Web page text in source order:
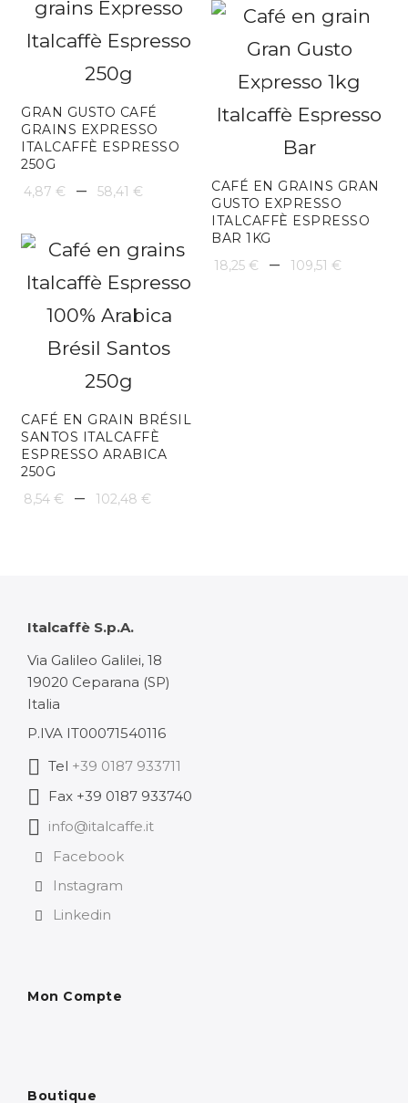
8,42 €
à
prix :
30,99
à
GRAN GUSTO CAFÉ
GRAINS EXPRESSO
ITALCAFFÈ ESPRESSO
250G
4,87 € – 58,41 €
prix :
4,87 €
à
58,41 €
CAFÉ EN GRAINS GRAN
GUSTO EXPRESSO
ITALCAFFÈ ESPRESSO
BAR 1KG
18,25 € – 109,51 €
CAFÉ EN GRAIN BRÉSIL
SANTOS ITALCAFFÈ
ESPRESSO ARABICA
250G
8,54 € – 102,48 €
102,48 €
Italcaffè S.p.A.
Via Galileo Galilei, 18
19020 Ceparana (SP)
Italia
P.IVA IT00071540116
Tel +39 0187 933711
Fax +39 0187 933740
info@italcaffe.it
Facebook
Instagram
Linkedin
Mon Compte
Boutique